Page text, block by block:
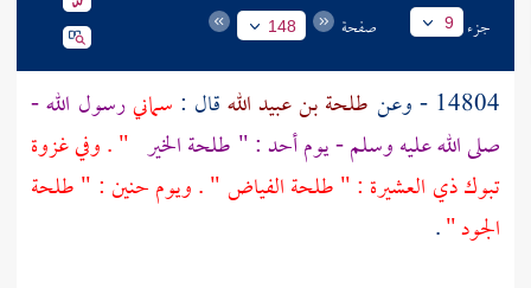
جزء 9 صفحة 148
14804 - وعن طلحة بن عبيد اللهقال : سمانيرسول الله -
صلى الله عليه وسلم - يوم أحد : " طلحة الخير " . وفي غزوة
تبوك ذي العشيرة : " طلحة الفياض " . ويوم حنين : " طلحة
الجود ".